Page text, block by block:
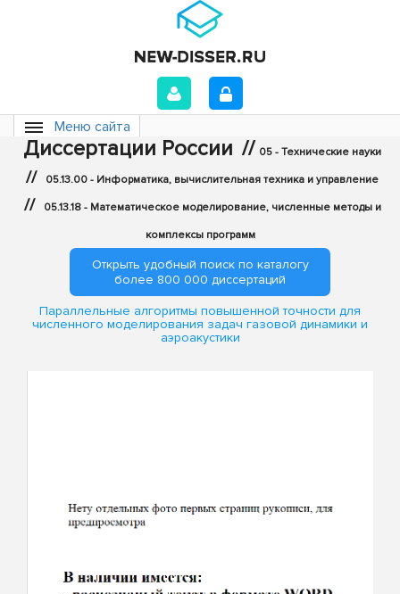
Меню сайта
Диссертации России // 05 - Технические науки
// 05.13.00 - Информатика, вычислительная техника и управление
// 05.13.18 - Математическое моделирование, численные методы и
комплексы программ
Открыть удобный поиск по каталогу
более 800 000 диссертаций
Параллельные алгоритмы повышенной точности для
численного моделирования задач газовой динамики и
аэроакустики